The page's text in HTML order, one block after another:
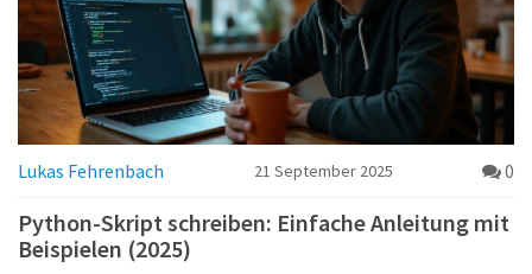
Lukas Fehrenbach 21 September 2025 0
Python-Skript schreiben: Einfache Anleitung mit
Beispielen (2025)